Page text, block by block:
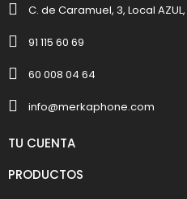
C. de Caramuel, 3, Local
91 115 60 69
60 008 04 64
info@merkaphone.com
TU CUENTA
PRODUCTOS